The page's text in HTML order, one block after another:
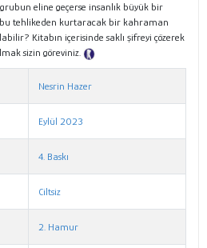
eline geçerse insanlık büyük bir
bu tehlikeden kurtaracak bir kahraman
Kitabın içerisinde saklı şifreyi çözerek
sizin göreviniz.
Nesrin Hazer
Eylül 2023
4. Baskı
Ciltsiz
2. Hamur